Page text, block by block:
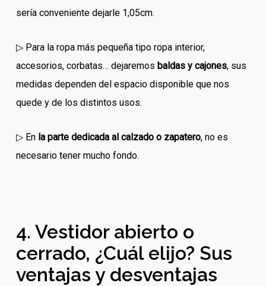
sería conveniente dejarle 1,05cm.
▷ Para la ropa más pequeña tipo ropa interior,
accesorios, corbatas… dejaremos baldas y cajones, sus
medidas dependen del espacio disponible que nos
quede y de los distintos usos.
▷ En la parte dedicada al calzado o zapatero, no es
necesario tener mucho fondo.
4. Vestidor abierto o
cerrado, ¿Cuál elijo? Sus
ventajas y desventajas